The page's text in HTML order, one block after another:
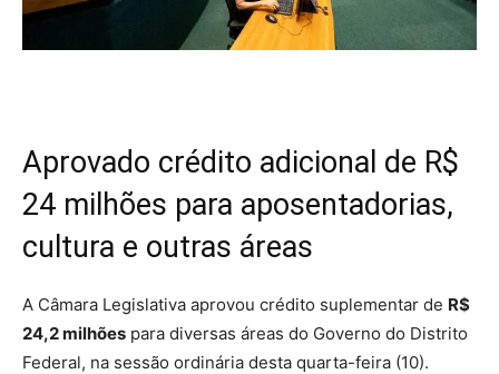
Aprovado crédito adicional de R$
24 milhões para aposentadorias,
cultura e outras áreas
A Câmara Legislativa aprovou crédito suplementar de R$
24,2 milhões para diversas áreas do Governo do Distrito
Federal, na sessão ordinária desta quarta-feira (10).